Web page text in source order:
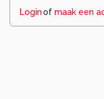
Loginof maak een